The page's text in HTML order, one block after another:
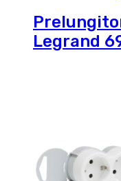
Legrand